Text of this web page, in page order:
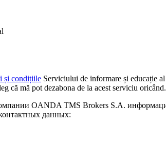
și condițiile Serviciului de informare și educație
că mă pot dezabona de la acest serviciu oricând.
OANDA TMS Brokers S.A.
данных: